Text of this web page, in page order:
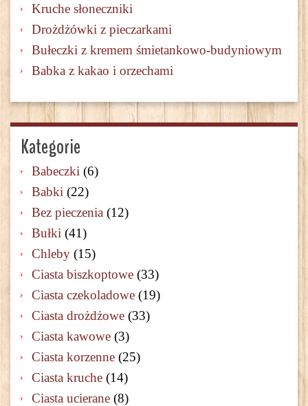
Kruche słoneczniki
Drożdżówki z pieczarkami
Bułeczki z kremem śmietankowo-budyniowym
Babka z kakao i orzechami
Kategorie
Babeczki (6)
Babki (22)
Bez pieczenia (12)
Bułki (41)
Chleby (15)
Ciasta biszkoptowe (33)
Ciasta czekoladowe (19)
Ciasta drożdżowe (33)
Ciasta kawowe (3)
Ciasta korzenne (25)
Ciasta kruche (14)
Ciasta ucierane (8)